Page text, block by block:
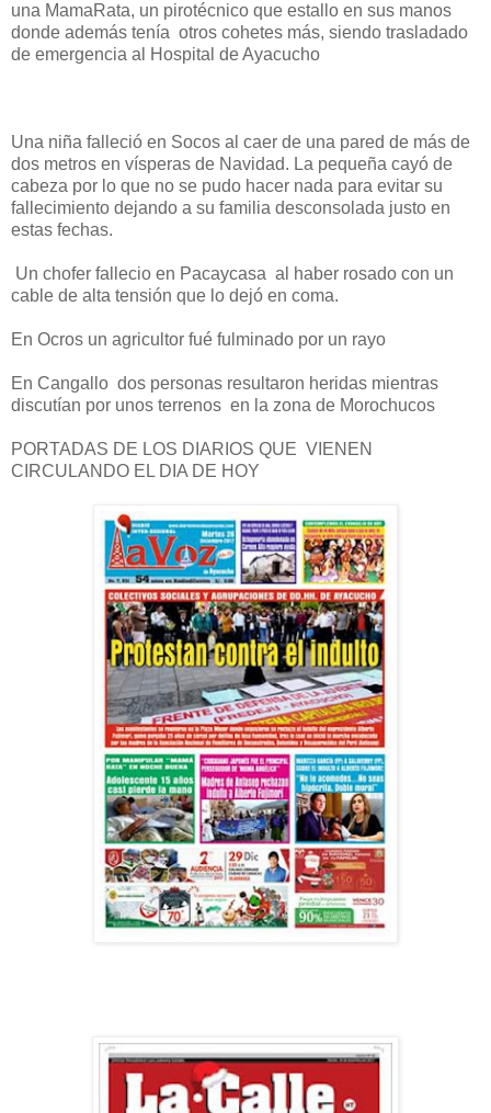
una MamaRata, un pirotécnico que estallo en sus manos
donde además tenía otros cohetes más, siendo trasladado
de emergencia al Hospital de Ayacucho
Una niña falleció en Socos al caer de una pared de más de
dos metros en vísperas de Navidad. La pequeña cayó de
cabeza por lo que no se pudo hacer nada para evitar su
fallecimiento dejando a su familia desconsolada justo en
estas fechas.
Un chofer fallecio en Pacaycasa al haber rosado con un
cable de alta tensión que lo dejó en coma.
En Ocros un agricultor fué fulminado por un rayo
En Cangallo dos personas resultaron heridas mientras
discutían por unos terrenos en la zona de Morochucos
PORTADAS DE LOS DIARIOS QUE VIENEN
CIRCULANDO EL DIA DE HOY